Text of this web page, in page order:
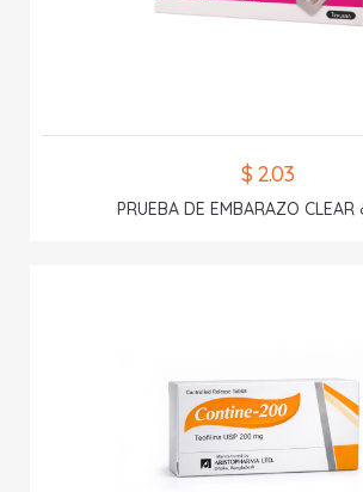
$ 2.03
PRUEBA DE EMBARAZO CLEAR